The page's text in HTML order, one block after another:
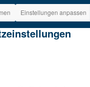
Einstellungen anpassen